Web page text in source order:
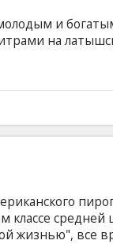
и
на
классе средней
жизнью", все